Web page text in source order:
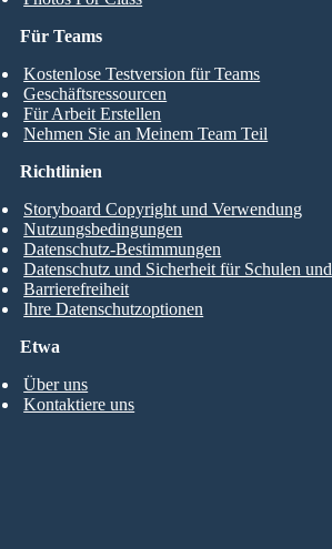
Für Teams
Kostenlose Testversion für Teams
Geschäftsressourcen
Für Arbeit Erstellen
Nehmen Sie an Meinem Team Teil
Etwa
Über uns
Kontaktiere uns
Richtlinien
Storyboard Copyright und Verwendung
Nutzungsbedingungen
Datenschutz-Bestimmungen
Datenschutz und Sicherheit für Schulen
Barrierefreiheit
Ihre Datenschutzoptionen